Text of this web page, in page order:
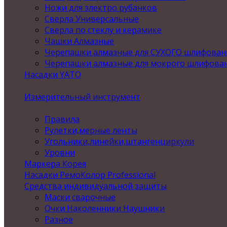
Ножи для электро рубанков
Сверла Универсальные
Сверла по стеклу и керамике
Чашки Алмазные
Черепашки алмазные для СУХОГО
Черепашки алмазные для мокрого
Насадки YATO
Измерительный инструмент
Правила
Рулетки,мерные ленты
Угольники,линейки,штангенциркули
Уровни
Маркера Корея
Насадки РемоКолор Professional
Средства индивидуальной защиты
Маски сварочные
Очки Наколенники Наушники
Разное